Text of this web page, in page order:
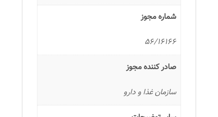
شماره مجوز
56/16166
صادر کننده مجوز
سازمان غذا و دارو